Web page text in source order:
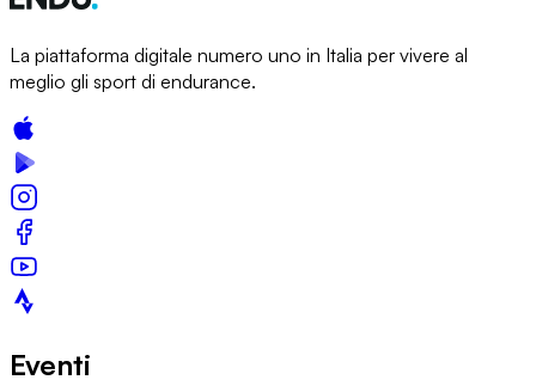
La piattaforma digitale numero uno in Italia per vivere al
meglio gli sport di endurance.
Eventi